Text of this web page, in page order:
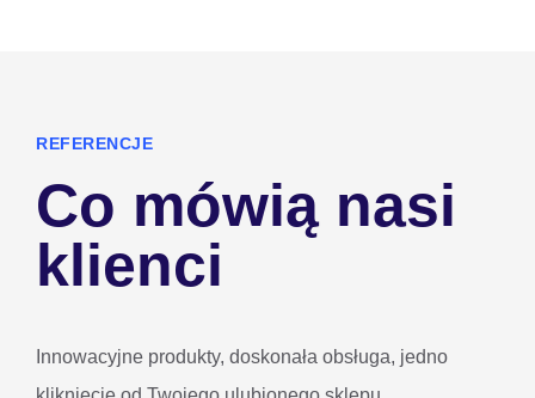
REFERENCJE
Co mówią nasi
klienci
Innowacyjne produkty, doskonała obsługa, jedno